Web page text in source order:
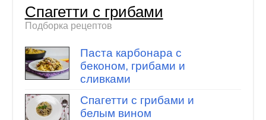
Спагетти с грибами
Подборка рецептов
Паста карбонара с
беконом, грибами и
сливками
Спагетти с грибами и
белым вином